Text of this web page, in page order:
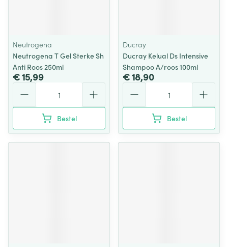
Neutrogena
Neutrogena T Gel Sterke Sh
Anti Roos 250ml
€ 15,99
Bestel
Ducray
Ducray Kelual Ds Intensive
Shampoo A/roos 100ml
€ 18,90
Bestel